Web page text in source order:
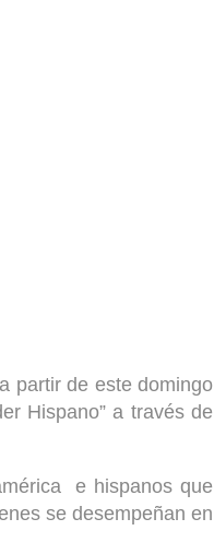
partir de este domingo
Hispano” a través de
e hispanos que
se desempeñan en